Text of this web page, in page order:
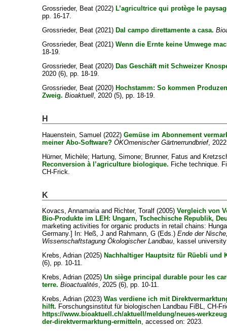
Grossrieder, Beat (2022) L’agricultrice qui protège le
pp. 16-17.
Grossrieder, Beat (2021) Dal campo direttamente a casa.
Grossrieder, Beat (2021)Wenn die Ernte keine Umwege
18-19.
Grossrieder, Beat (2020) Das Geschäft mit Schweizer
2020 (6), pp. 18-19.
Grossrieder, Beat (2020) Hochstamm: So kommen
Zweig. Bioaktuell, 2020 (5), pp. 18-19.
H
Hauenstein, Samuel (2022)Gemüse im Abonnement
meiner Abo-Software? ÖKOmenischer Gärtnerrundbrief,
Hürner, Michèle; Hartung, Simone; Brunner, Fatus and
Reconversion à l’agriculture biologique. Fiche technique.
CH-Frick.
K
Kovacs, Annamaria and Richter, Toralf (2005)Vergleich von
Bio-Produkte im LEH: Ungarn, Tschechische Republik,
marketing activities for organic products in retail chains:
Germany.] In: Heß, J and Rahmann, G (Eds.)Ende der
Wissenschaftstagung Ökologischer Landbau , kassel
Krebs, Adrian (2025) Nachhaltiger Hauptsitz für Rüebli und
(6), pp. 10-11.
Krebs, Adrian (2025)Un siège principal durable pour les
terre. Bioactualités , 2025 (6), pp. 10-11.
Krebs, Adrian (2023)Was verdiene ich mit
hilft. Forschungsinstitut für biologischen Landbau FiBL, CH-
https://www.bioaktuell.ch/aktuell/meldung/neues-
der-direktvermarktung-ermitteln , accessed on: 2023.